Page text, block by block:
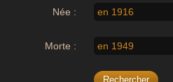
Née : en 1916
Morte : en 1949